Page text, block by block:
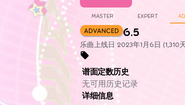
MASTER EXPERT
ADVANCED 6.5
乐曲上线日 2023年1月6日 (1,310
谱面定数历史
无可用历史记录
详细信息